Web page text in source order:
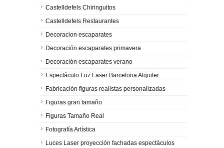
Castelldefels Chiringuitos
Castelldefels Restaurantes
Decoracion escaparates
Decoración escaparates primavera
Decoración escaparates verano
Espectáculo Luz Laser Barcelona Alquiler
Fabricación figuras realistas personalizadas
Figuras gran tamaño
Figuras Tamaño Real
Fotografía Artística
Luces Laser proyección fachadas espectáculos